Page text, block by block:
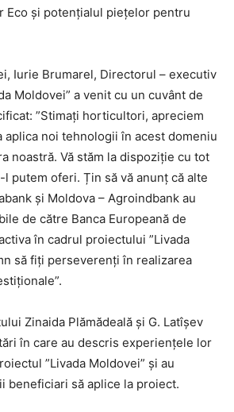
Eco și potențialul piețelor pentru
Iurie Brumarel, Directorul – executiv
Moldovei” a venit cu un cuvânt de
”Stimați horticultori, apreciem
noi tehnologii în acest domeniu
noastră. Vă stăm la dispoziție cu tot
putem oferi. Țin să vă anunț că alte
și Moldova – Agroindbank au
de către Banca Europeană de
în cadrul proiectului ”Livada
să fiți perseverenți în realizarea
Zinaida Plămădeală și G. Latîșev
în care au descris experiențele lor
”Livada Moldovei” și au
beneficiari să aplice la proiect.